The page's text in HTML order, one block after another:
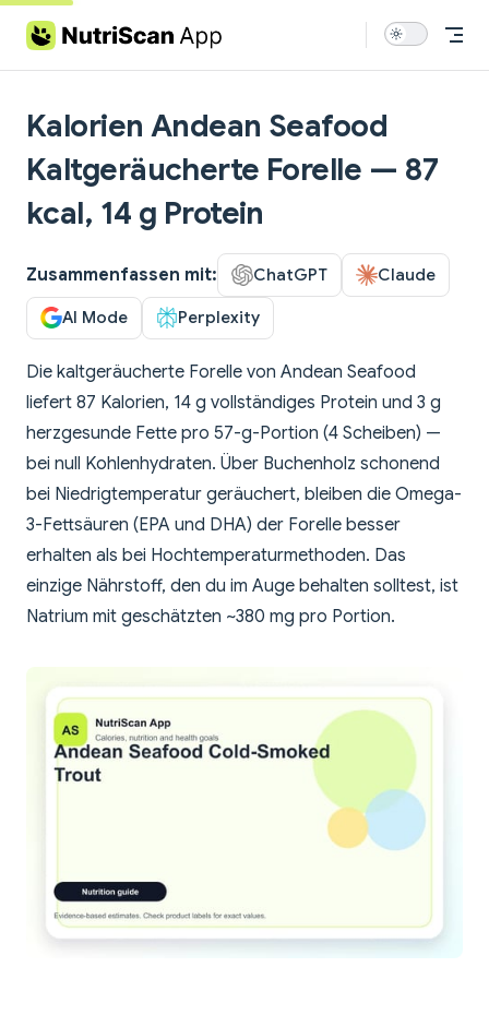
Skip to content
Kalorien Andean Seafood
Kaltgeräucherte Forelle — 87
kcal, 14 g Protein
Zusammenfassen mit: ChatGPT Claude
AI Mode Perplexity
Die kaltgeräucherte Forelle von Andean Seafood
liefert 87 Kalorien, 14 g vollständiges Protein und 3 g
herzgesunde Fette pro 57-g-Portion (4 Scheiben) —
bei null Kohlenhydraten. Über Buchenholz schonend
bei Niedrigtemperatur geräuchert, bleiben die Omega-
3-Fettsäuren (EPA und DHA) der Forelle besser
erhalten als bei Hochtemperaturmethoden. Das
einzige Nährstoff, den du im Auge behalten solltest, ist
Natrium mit geschätzten ~380 mg pro Portion.